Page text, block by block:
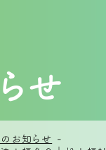
せ
のお知らせ
-